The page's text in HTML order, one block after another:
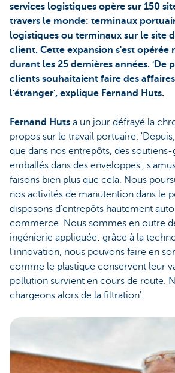
services logistiques opère sur 150
travers le monde: terminaux
logistiques ou terminaux sur le site
client. Cette expansion s'est opérée
durant les 25 dernières années. 'De
clients souhaitaient faire des
l'étranger', explique Fernand Huts.
Fernand Huts a un jour défrayé la
propos sur le travail portuaire.
que dans nos entrepôts, des
emballés dans des enveloppes',
faisons bien plus que cela. Nous
nos activités de manutention dans le
disposons d'entrepôts hautement
commerce. Nous sommes en outre
ingénierie appliquée: grâce à la
l'innovation, nous pouvons faire en
comme le plastique conservent leur
pollution survient en cours de route.
chargeons alors de la filtration'.